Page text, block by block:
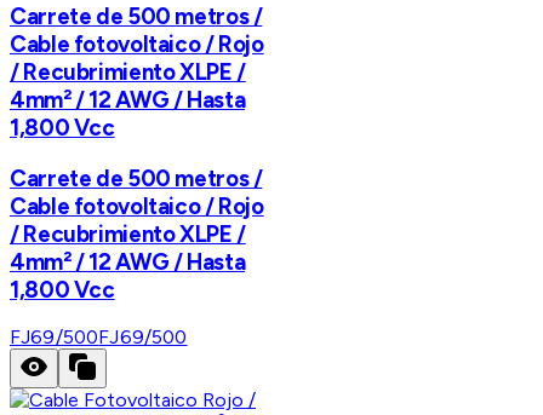
Carrete de 500 metros /
Cable fotovoltaico / Rojo
/ Recubrimiento XLPE /
4mm² / 12 AWG / Hasta
1,800 Vcc
Carrete de 500 metros /
Cable fotovoltaico / Rojo
/ Recubrimiento XLPE /
4mm² / 12 AWG / Hasta
1,800 Vcc
FJ69/500FJ69/500